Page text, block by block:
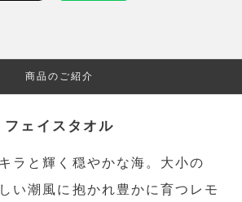
商品のご紹介
ェイスタオル
ラと輝く穏やかな海。大小の
い潮風に抱かれ豊かに育つレモ